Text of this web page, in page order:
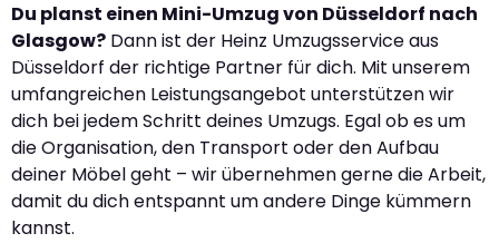
Du planst einen Mini-Umzug von Düsseldorf nach
Glasgow? Dann ist der Heinz Umzugsservice aus
Düsseldorf der richtige Partner für dich. Mit unserem
umfangreichen Leistungsangebot unterstützen wir
dich bei jedem Schritt deines Umzugs. Egal ob es um
die Organisation, den Transport oder den Aufbau
deiner Möbel geht – wir übernehmen gerne die Arbeit,
damit du dich entspannt um andere Dinge kümmern
kannst.